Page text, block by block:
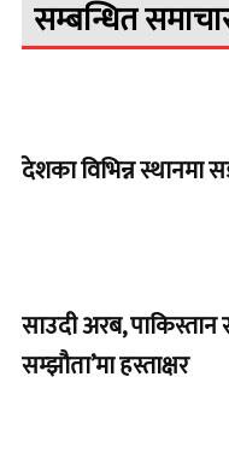
सम्बन्धित
देशका विभिन्न स्थानमा
साउदी अरब, पाकिस्तान
सम्झौता’मा हस्ताक्षर